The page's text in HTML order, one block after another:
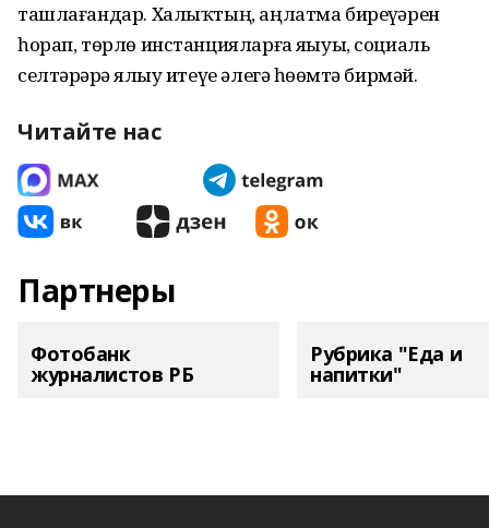
ташлағандар. Халыҡтың, аңлатма биреүҙәрен
һорап, төрлө инстанцияларға яҙыуы, социаль
селтәрҙәрҙә ялыу итеүе әлегә һөҙөмтә бирмәй.
Читайте нас
Партнеры
Фотобанк
журналистов РБ
Рубрика "Еда и
напитки"